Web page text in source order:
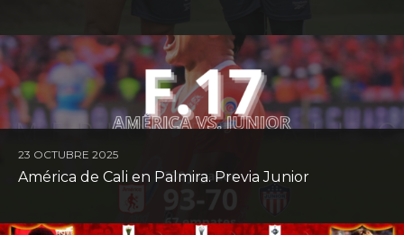
7 ENERO 2026
In Memoriam 2025
23 OCTUBRE 2025
América de Cali en Palmira. Previa Junior